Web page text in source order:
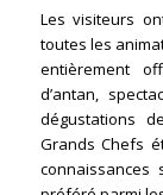
Les visiteurs
toutes les
entièrement
d’antan,
dégustations
Grands Chefs